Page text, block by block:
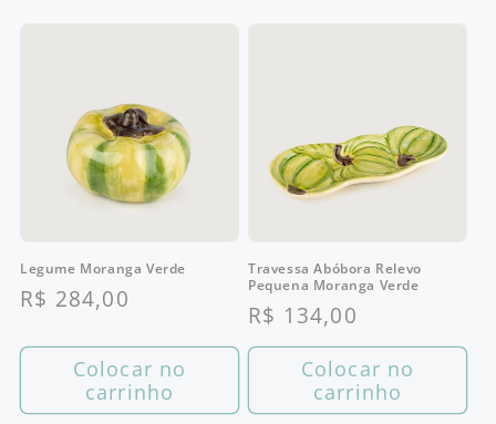
Legume Moranga Verde
Preço
R$ 284,00
Colocar no
carrinho
Travessa Abóbora Relevo
Pequena Moranga Verde
Preço
normal
R$ 134,00
Colocar no
carrinho